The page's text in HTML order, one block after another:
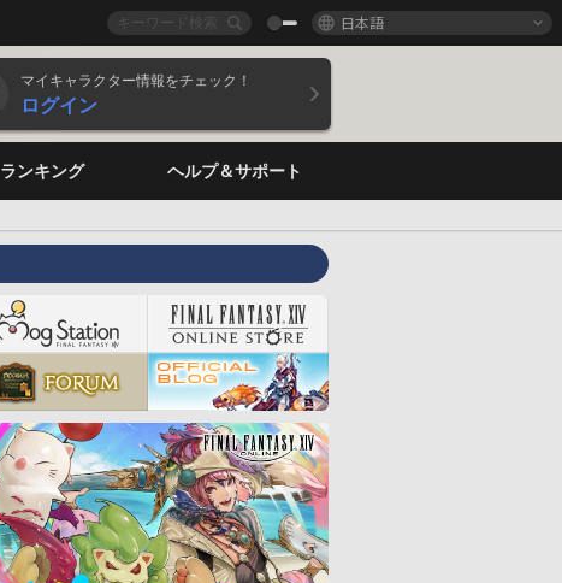
日本語
マイキャラクター情報をチェック！
ログイン
ランキング ヘルプ＆サポート